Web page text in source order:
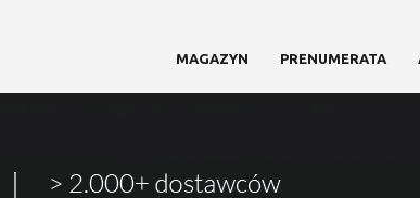
MAGAZYN PRENUMERATA